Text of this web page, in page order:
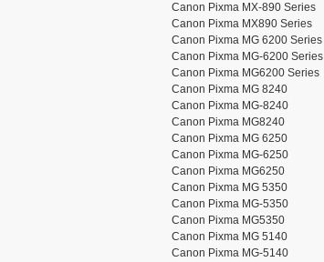
Canon Pixma MX-890 Series
Canon Pixma MX890 Series
Canon Pixma MG 6200 Series
Canon Pixma MG-6200 Series
Canon Pixma MG6200 Series
Canon Pixma MG 8240
Canon Pixma MG-8240
Canon Pixma MG8240
Canon Pixma MG 6250
Canon Pixma MG-6250
Canon Pixma MG6250
Canon Pixma MG 5350
Canon Pixma MG-5350
Canon Pixma MG5350
Canon Pixma MG 5140
Canon Pixma MG-5140